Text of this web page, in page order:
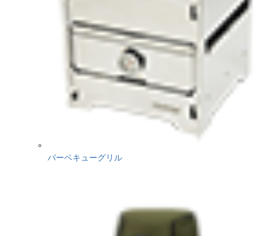
バーベキューグリル